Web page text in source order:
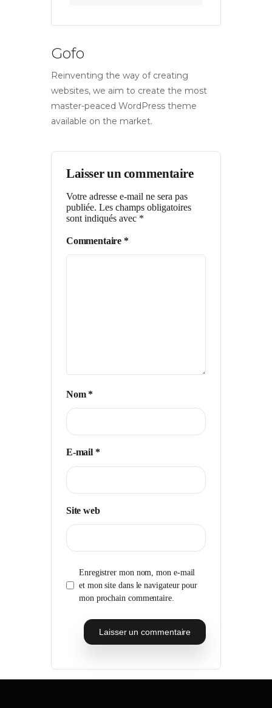
Gofo
Reinventing the way of creating
websites, we aim to create the most
master-peaced WordPress theme
available on the market.
Laisser un commentaire
Votre adresse e-mail ne sera pas
publiée. Les champs obligatoires
sont indiqués avec *
Commentaire *
Nom *
E-mail *
Site web
Enregistrer mon nom, mon e-mail
et mon site dans le navigateur pour
mon prochain commentaire.